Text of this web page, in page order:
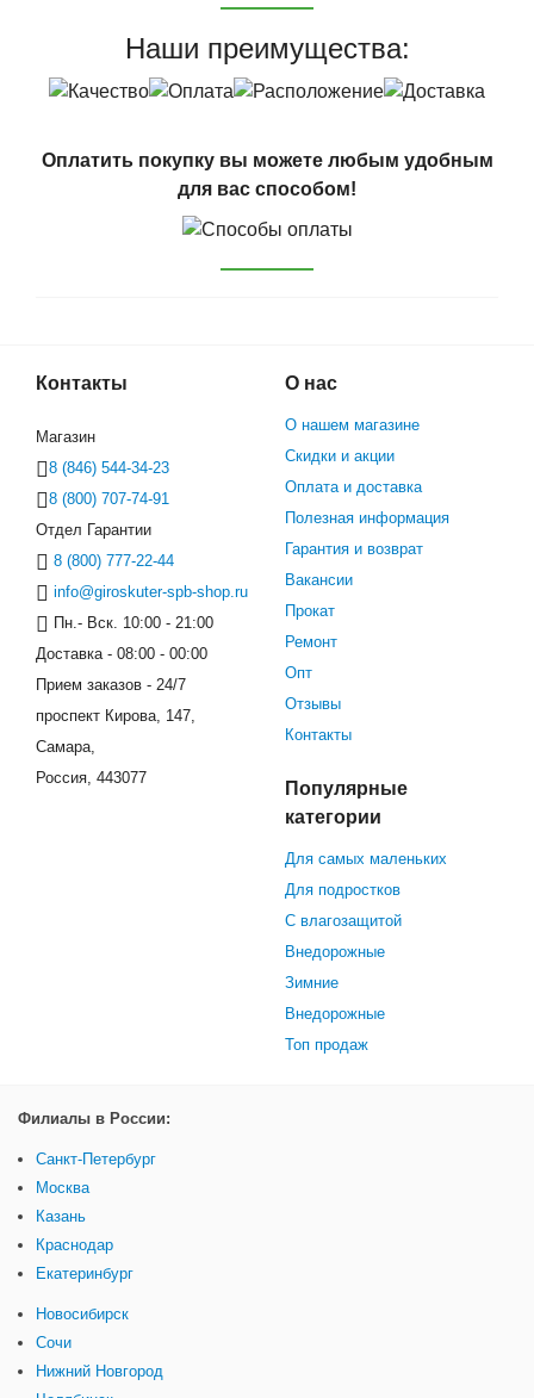
Наши преимущества:
Оплатить покупку вы можете любым удобным
для вас способом!
Контакты
Магазин
8 (846) 544-34-23
8 (800) 707-74-91
Отдел Гарантии
8 (800) 777-22-44
info@giroskuter-spb-shop.ru
Пн.- Вск. 10:00 - 21:00
Доставка - 08:00 - 00:00
Прием заказов - 24/7
проспект Кирова, 147,
Самара,
Россия, 443077
О нас
О нашем магазине
Скидки и акции
Оплата и доставка
Полезная информация
Гарантия и возврат
Вакансии
Прокат
Ремонт
Опт
Отзывы
Контакты
Популярные
категории
Для самых маленьких
Для подростков
С влагозащитой
Внедорожные
Зимние
Внедорожные
Топ продаж
Филиалы в России:
Санкт-Петербург
Москва
Казань
Краснодар
Екатеринбург
Новосибирск
Сочи
Нижний Новгород